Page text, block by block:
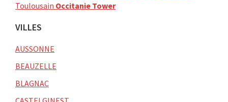
Toulousain Occitanie Tower
VILLES
AUSSONNE
BEAUZELLE
BLAGNAC